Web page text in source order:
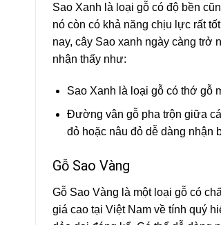
Sao Xanh là loại gỗ có độ bền
nó còn có khả năng chịu lực rất
nay, cây Sao xanh ngày càng trở
nhận thấy như:
Sao Xanh là loại gỗ có thớ gỗ
Đường vân gỗ pha trộn giữa
đỏ hoặc nâu đỏ dễ dàng nhận
Gỗ Sao Vàng
Gỗ Sao Vàng là một loại gỗ có
giá cao tại Việt Nam về tính quý